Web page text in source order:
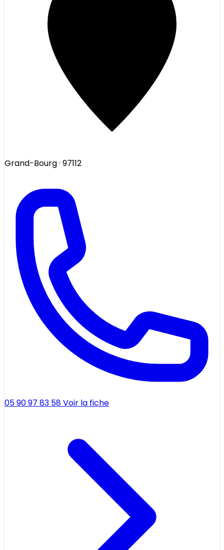
Grand-Bourg· 97112
05 90 97 83 58Voir la fiche